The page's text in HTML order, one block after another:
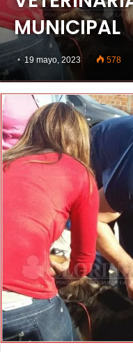
MUNICIPAL
19 mayo, 2023 578